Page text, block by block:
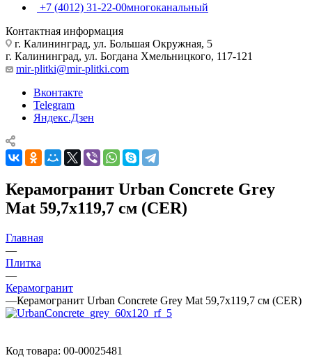
+7 (4012) 31-22-00многоканальный
Контактная информация
г. Калининград, ул. Большая Окружная, 5
г. Калининград, ул. Богдана Хмельницкого, 117-121
mir-plitki@mir-plitki.com
Вконтакте
Telegram
Яндекс.Дзен
Керамогранит Urban Concrete Grey
Mat 59,7x119,7 см (CER)
Главная
—
Плитка
—
Керамогранит
—Керамогранит Urban Concrete Grey Mat 59,7x119,7 см (CER)
Код товара: 00-00025481